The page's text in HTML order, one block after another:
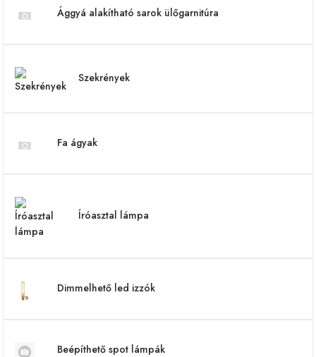
Ággyá alakítható sarok ülőgarnitúra
Szekrények
Fa ágyak
Íróasztal lámpa
Dimmelhető led izzók
Beépíthető spot lámpák